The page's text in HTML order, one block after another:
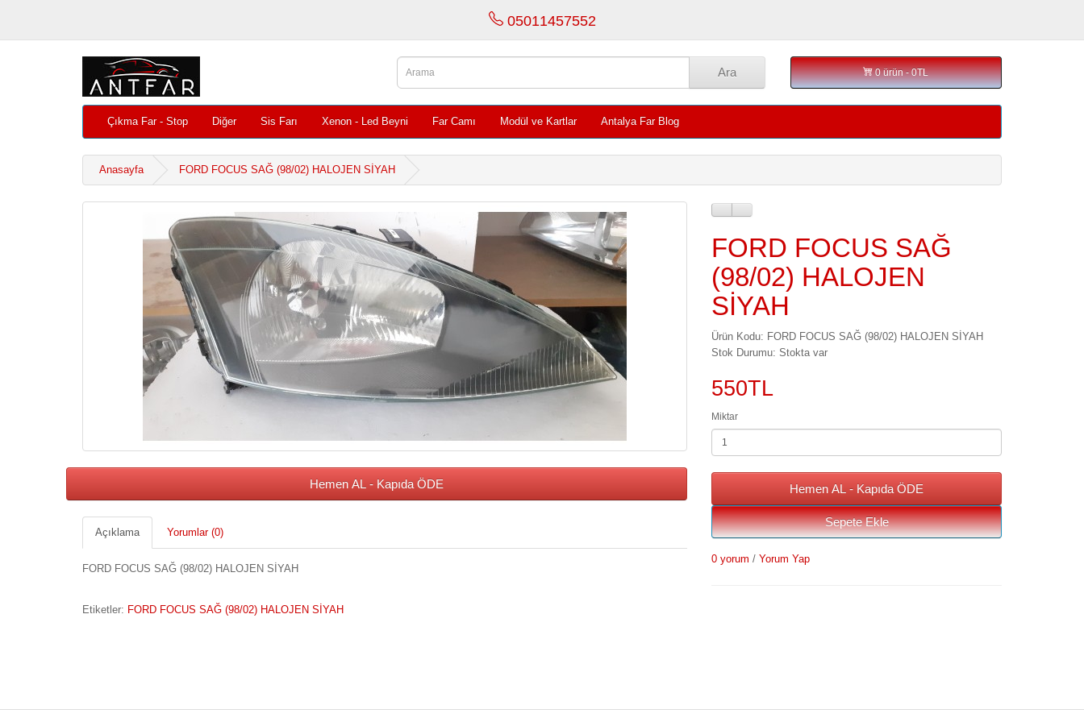
05011457552
Ara 0 ürün - 0TL
Çıkma Far - Stop Diğer Sis Farı Xenon - Led Beyni Far Camı Modül ve Kartlar Antalya Far Blog
Anasayfa FORD FOCUS SAĞ (98/02) HALOJEN SİYAH
Hemen AL - Kapıda ÖDE
Açıklama Yorumlar (0)
FORD FOCUS SAĞ (98/02) HALOJEN SİYAH
FORD FOCUS SAĞ
(98/02) HALOJEN
SİYAH
Ürün Kodu: FORD FOCUS SAĞ (98/02) HALOJEN SİYAH
Stok Durumu: Stokta var
550TL
Miktar
Hemen AL - Kapıda ÖDE
Sepete Ekle
0 yorum / Yorum Yap
Etiketler: FORD FOCUS SAĞ (98/02) HALOJEN SİYAH